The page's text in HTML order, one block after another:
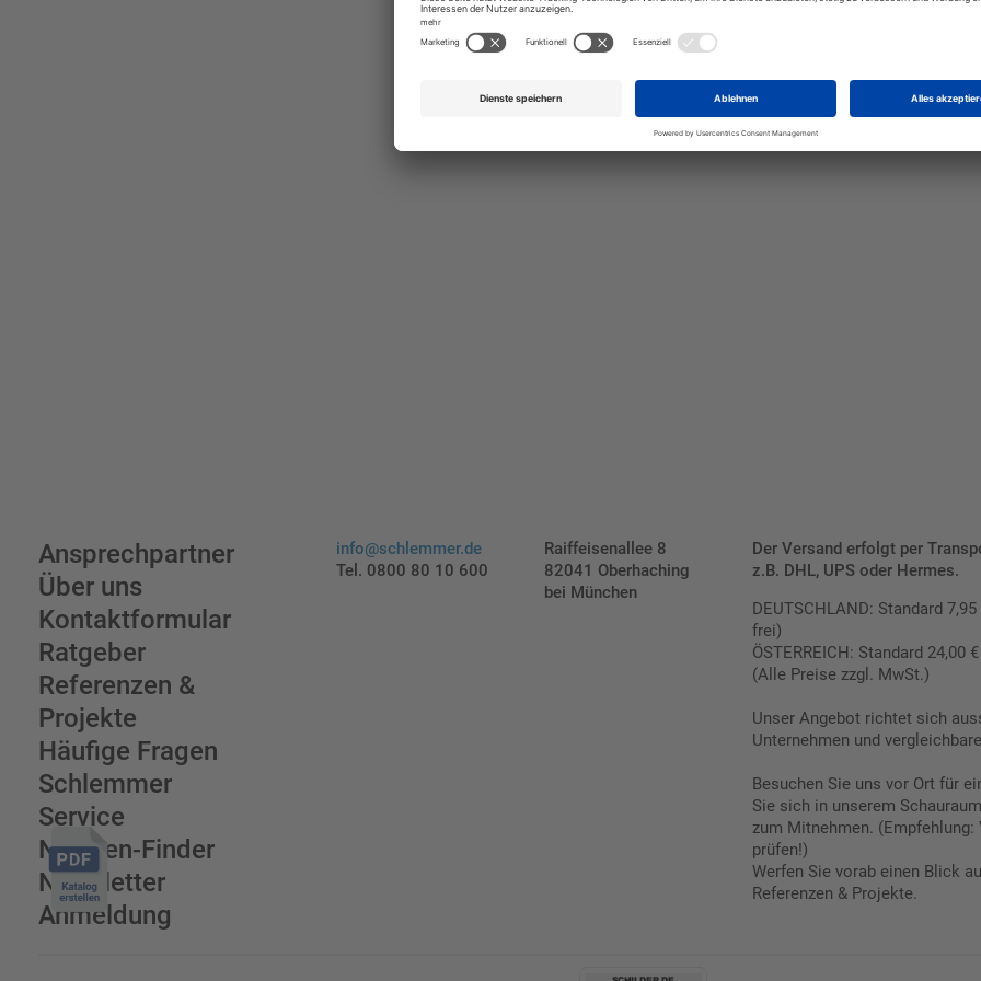
Gestalten Sie Ihr eigenes Schild mit unserem Konfigurator "Schild-O-
Erstellen Sie schnell und
individuellen Schilder und
Ansprechpartner
Über uns
Kontaktformular
Ratgeber
Referenzen &
Projekte
Häufige Fragen
Schlemmer
Service
Normen-Finder
Newsletter
Anmeldung
info@schlemmer.de
Tel. 0800 80 10 600
Raiffeisenallee 8
82041 Oberhaching
bei München
Der Versand erfolgt per
z.B. DHL, UPS oder Hermes.
DEUTSCHLAND: Standard
frei)
ÖSTERREICH: Standard 24,00
(Alle Preise zzgl. MwSt.)
Unser Angebot richtet sich
Unternehmen und
Besuchen Sie uns vor Ort für
Sie sich in unserem
zum Mitnehmen.
prüfen!)
Werfen Sie vorab einen Blick
Referenzen & Projekte.